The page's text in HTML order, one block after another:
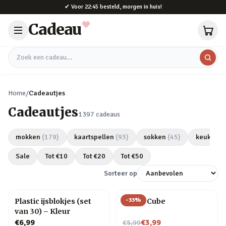
✔ Voor 22:45 besteld, morgen in huis!
Cadeau
Zoek een cadeau
Home/Cadeautjes
Cadeautjes1397 cadeaus
mokken (179) kaartspellen (93) sokken (45)
Sale Tot €10 Tot €20 Tot €50
Sorteer op
Plastic ijsblokjes (set
van 30) – Kleur
€6,99
-33%
Magic Cube
€5,99
Nu voor€3,99